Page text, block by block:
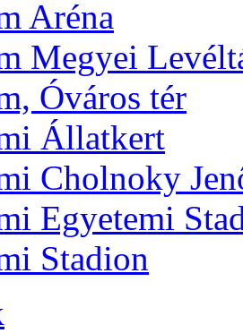
Aréna
Megyei
Óváros tér
Állatkert
Cholnoky
Egyetemi
Stadion